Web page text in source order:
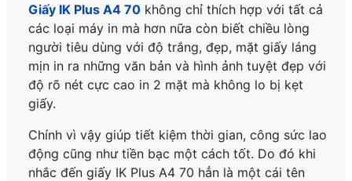
Giấy IK Plus A4 70 không chỉ thích hợp với tất cả
các loại máy in mà hơn nữa còn biết chiều lòng
người tiêu dùng với độ trắng, đẹp, mặt giấy láng
mịn in ra những văn bản và hình ảnh tuyệt đẹp với
độ rõ nét cực cao in 2 mặt mà không lo bị kẹt
giấy.
Chính vì vậy giúp tiết kiệm thời gian, công sức lao
động cũng như tiền bạc một cách tốt. Do đó khi
nhắc đến giấy IK Plus A4 70 hẳn là một cái tên